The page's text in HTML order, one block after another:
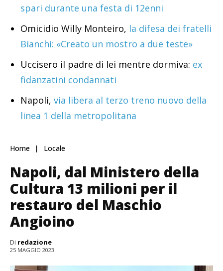
spari durante una festa di 12enni
Omicidio Willy Monteiro, la difesa dei fratelli
Bianchi: «Creato un mostro a due teste»
Uccisero il padre di lei mentre dormiva: ex
fidanzatini condannati
Napoli, via libera al terzo treno nuovo della
linea 1 della metropolitana
Home Locale
Napoli, dal Ministero della
Cultura 13 milioni per il
restauro del Maschio
Angioino
Di redazione
25 MAGGIO 2023